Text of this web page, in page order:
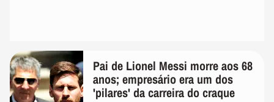
Pai de Lionel Messi morre aos 68
anos; empresário era um dos
'pilares' da carreira do craque